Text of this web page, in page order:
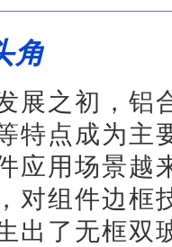
角
展之初，铝
特点成为主
应用场景越
对组件边框
出了无框双